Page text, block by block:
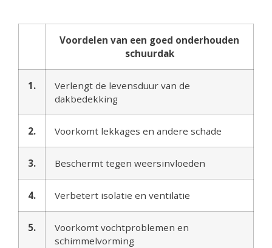
Voordelen van een goed onderhouden
schuurdak
1.
Verlengt de levensduur van de
dakbedekking
2. Voorkomt lekkages en andere schade
3. Beschermt tegen weersinvloeden
4. Verbetert isolatie en ventilatie
5.
Voorkomt vochtproblemen en
schimmelvorming